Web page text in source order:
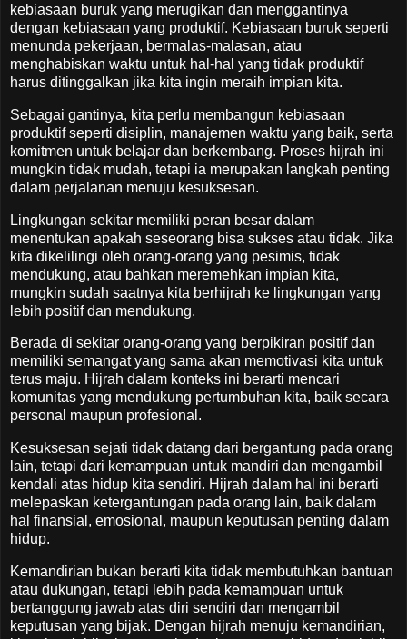
kebiasaan buruk yang merugikan dan menggantinya
dengan kebiasaan yang produktif. Kebiasaan buruk seperti
menunda pekerjaan, bermalas-malasan, atau
menghabiskan waktu untuk hal-hal yang tidak produktif
harus ditinggalkan jika kita ingin meraih impian kita.
Sebagai gantinya, kita perlu membangun kebiasaan
produktif seperti disiplin, manajemen waktu yang baik, serta
komitmen untuk belajar dan berkembang. Proses hijrah ini
mungkin tidak mudah, tetapi ia merupakan langkah penting
dalam perjalanan menuju kesuksesan.
Lingkungan sekitar memiliki peran besar dalam
menentukan apakah seseorang bisa sukses atau tidak. Jika
kita dikelilingi oleh orang-orang yang pesimis, tidak
mendukung, atau bahkan meremehkan impian kita,
mungkin sudah saatnya kita berhijrah ke lingkungan yang
lebih positif dan mendukung.
Berada di sekitar orang-orang yang berpikiran positif dan
memiliki semangat yang sama akan memotivasi kita untuk
terus maju. Hijrah dalam konteks ini berarti mencari
komunitas yang mendukung pertumbuhan kita, baik secara
personal maupun profesional.
Kesuksesan sejati tidak datang dari bergantung pada orang
lain, tetapi dari kemampuan untuk mandiri dan mengambil
kendali atas hidup kita sendiri. Hijrah dalam hal ini berarti
melepaskan ketergantungan pada orang lain, baik dalam
hal finansial, emosional, maupun keputusan penting dalam
hidup.
Kemandirian bukan berarti kita tidak membutuhkan bantuan
atau dukungan, tetapi lebih pada kemampuan untuk
bertanggung jawab atas diri sendiri dan mengambil
keputusan yang bijak. Dengan hijrah menuju kemandirian,